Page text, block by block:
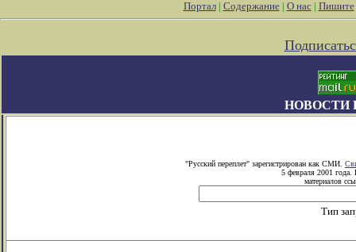
Портал| Содержание| О нас| Пишите
НОВОСТИ
"Русский переплет" зарегистрирован как СМИ.
5 февраля 2001 года.
материалов
Тип